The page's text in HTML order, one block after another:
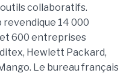
collaboratifs.
revendique 14 000
600 entreprises
Hewlett Packard,
Le bureau français